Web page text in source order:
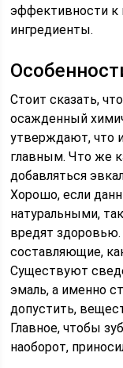
эффективности к
ингредиенты.
Стоит сказать,
осажденный
утверждают, что
главным. Что же
добавляться
Хорошо, если
натуральными,
вредят
составляющие,
Существуют
эмаль, а именно
допустить,
Главное, чтобы
наоборот,